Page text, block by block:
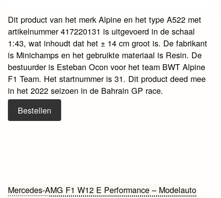
Dit product van het merk Alpine en het type A522 met
artikelnummer 417220131 is uitgevoerd in de schaal
1:43, wat inhoudt dat het ± 14 cm groot is. De fabrikant
is Minichamps en het gebruikte materiaal is Resin. De
bestuurder is Esteban Ocon voor het team BWT Alpine
F1 Team. Het startnummer is 31. Dit product deed mee
in het 2022 seizoen in de Bahrain GP race.
Bestellen
Bericht
Mercedes-AMG F1 W12 E Performance – Modelauto